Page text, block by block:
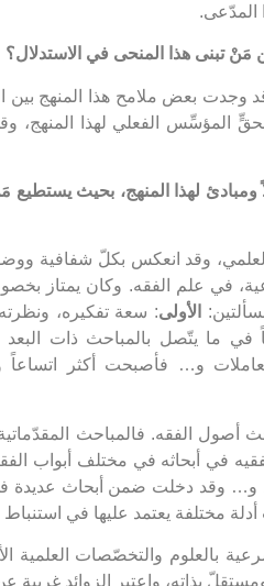
المدّعى.
مَنْ تبنى هذا المنحى في الاستدلال؟
بعض ملامح هذا المنهج بين
المؤسِّس الفعلي لهذا المنهج،
لهذا المنهج، بحيث يستطيع
وقد انعكس بكلّ شفافية
في علم الفقه. وكان يمتاز
الأولى: سعة تفكيره،
في ما يتّصل بالمباحث ذات البعد
و… فأصبحت أكثر اتساعاً
أصول الفقه. فالمباحث
في أبحاثه في مختلف أبواب
و… وقد دخلت ضمن أبحاث عديدة
مختلفة يعتمد عليها في
بالعلوم والتخصّصات العلمية
بذاته، واعتبر الزوائد